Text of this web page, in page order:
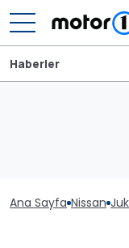
Haberler
Ana Sayfa Nissan